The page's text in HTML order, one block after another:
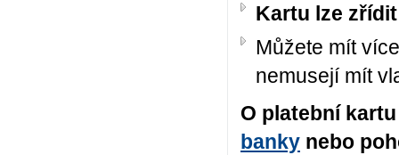
Kartu lze
Můžete mít
nemusejí mít
O platební
banky nebo